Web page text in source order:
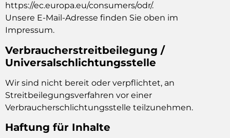
https://ec.europa.eu/consumers/odr/.
Unsere E-Mail-Adresse finden Sie oben im
Impressum.
Verbraucherstreitbeilegung /
Universalschlichtungsstelle
Wir sind nicht bereit oder verpflichtet, an
Streitbeilegungsverfahren vor einer
Verbraucherschlichtungsstelle teilzunehmen.
Haftung für Inhalte